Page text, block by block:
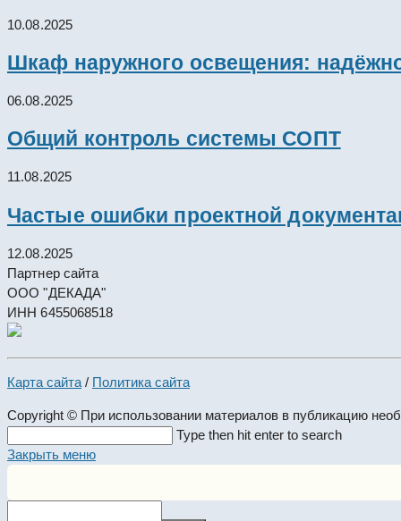
10.08.2025
Шкаф наружного освещения:
06.08.2025
Общий контроль системы СОПТ
11.08.2025
Частые ошибки проектной
12.08.2025
Партнер сайта
ООО "ДЕКАДА"
ИНН 6455068518
Карта сайта / Политика сайта
Copyright © При использовании материалов в публикацию
this
Type then hit enter to search
Закрыть меню